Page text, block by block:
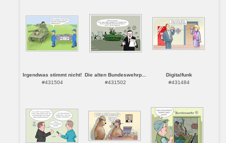
Irgendwas stimmt nicht!
#431504
Die alten Bundeswehrp...
#431502
Digitalfunk
#431484